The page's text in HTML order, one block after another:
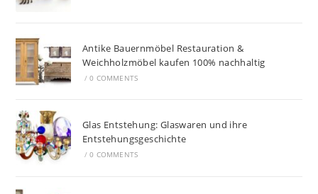
Antike Bauernmöbel Restauration &
Weichholzmöbel kaufen 100% nachhaltig
/ 0 COMMENTS
Glas Entstehung: Glaswaren und ihre
Entstehungsgeschichte
/ 0 COMMENTS